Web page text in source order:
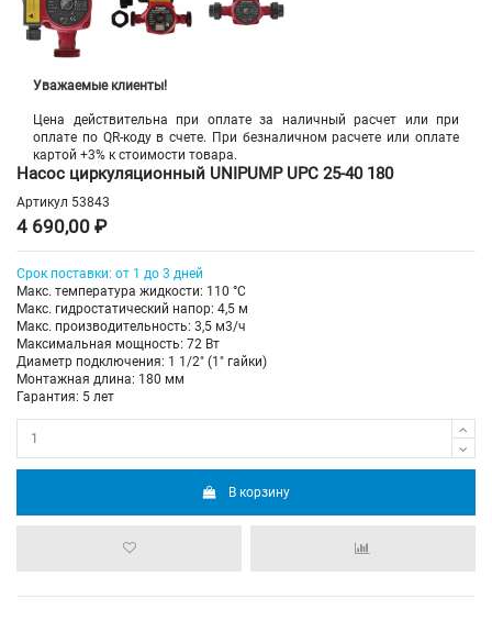
Уважаемые клиенты!
Цена действительна при оплате за наличный расчет или при
оплате по QR-коду в счете. При безналичном расчете или оплате
картой +3% к стоимости товара.
Насос циркуляционный UNIPUMP UPC 25-40 180
Артикул 53843
4 690,00 ₽
Срок поставки: от 1 до 3 дней
Макс. температура жидкости: 110 °C
Макс. гидростатический напор: 4,5 м
Макс. производительность: 3,5 м3/ч
Максимальная мощность: 72 Вт
Диаметр подключения: 1 1/2" (1" гайки)
Монтажная длина: 180 мм
Гарантия: 5 лет
В корзину